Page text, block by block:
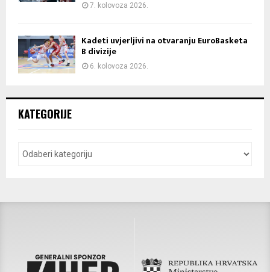
7. kolovoza 2026.
Kadeti uvjerljivi na otvaranju EuroBasketa
B divizije
6. kolovoza 2026.
KATEGORIJE